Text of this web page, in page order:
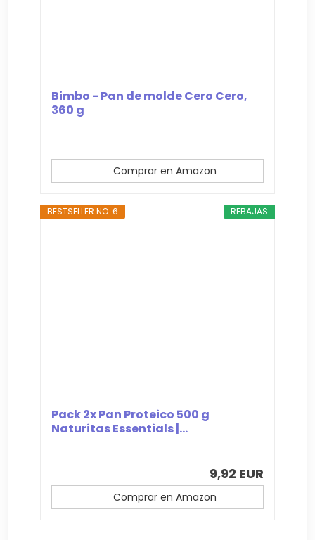
Bimbo - Pan de molde Cero Cero,
360 g
Comprar en Amazon
REBAJAS
BESTSELLER NO. 6
Pack 2x Pan Proteico 500 g
Naturitas Essentials |...
9,92 EUR
Comprar en Amazon